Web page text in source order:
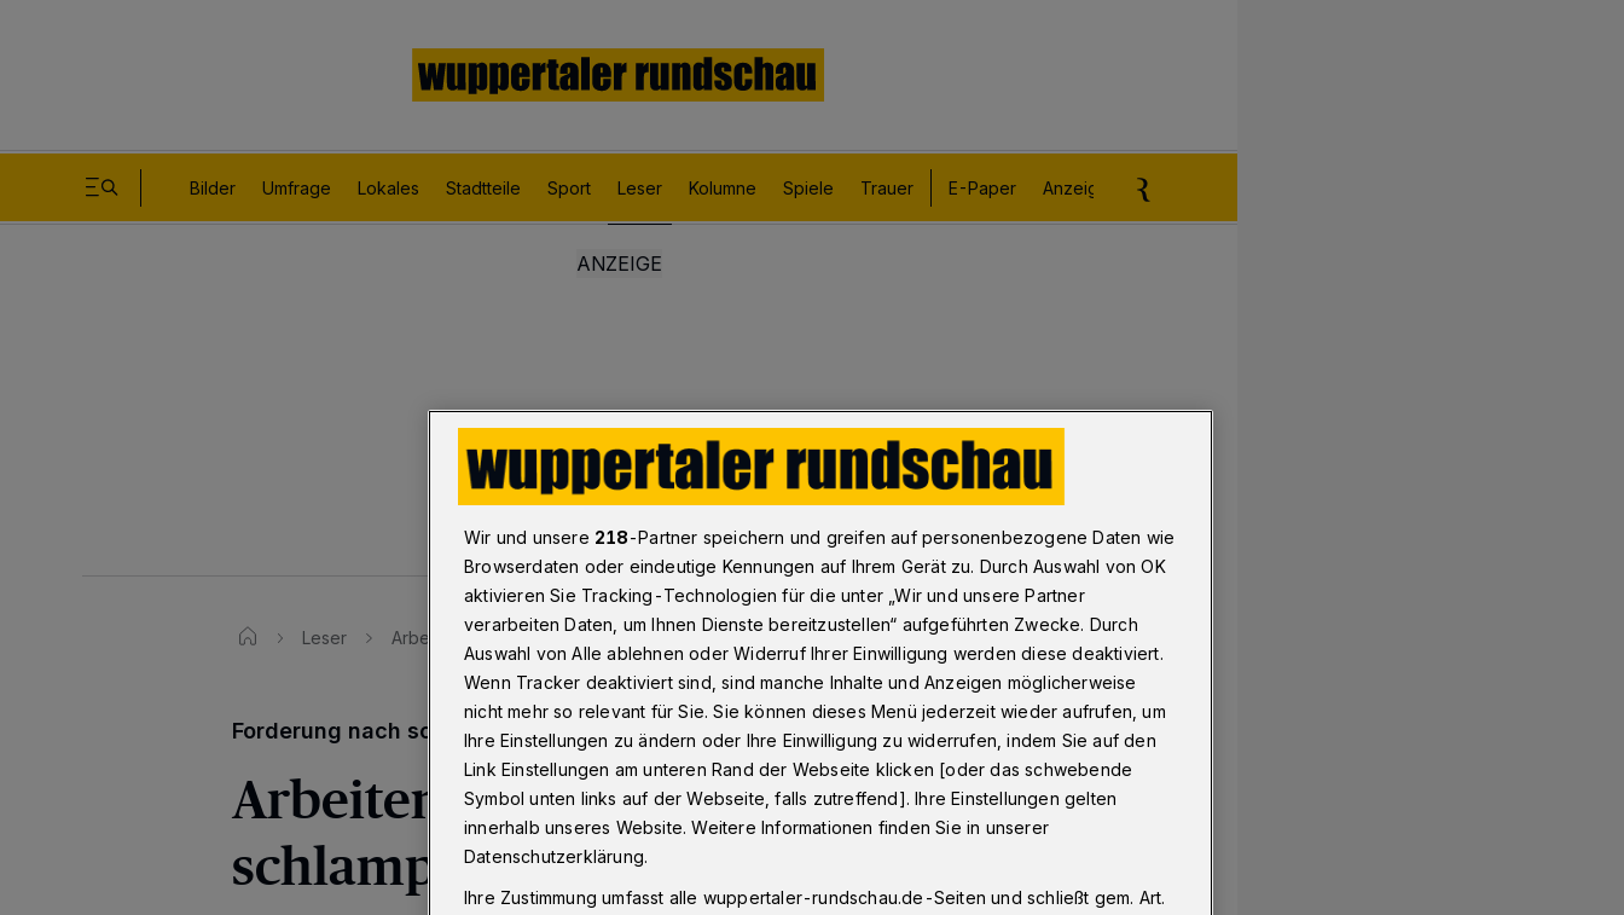
Bilder Umfrage Lokales Stadtteile Sport Leser Kolumne Spiele Trauer E-Paper Anzeigen aufgeben
Leser Arbeiten andere Städte schlampig?
Forderung nach schnellerer (Wieder-)Öffnung des Wuppertaler Zoos
Arbeiten andere Städte
schlampig?
Wir und unsere 218-Partner speichern und greifen auf personenbezogene Daten wie
Browserdaten oder eindeutige Kennungen auf Ihrem Gerät zu. Durch Auswahl von OK
aktivieren Sie Tracking-Technologien für die unter „Wir und unsere Partner
verarbeiten Daten, um Ihnen Dienste bereitzustellen“ aufgeführten Zwecke. Durch
Auswahl von Alle ablehnen oder Widerruf Ihrer Einwilligung werden diese deaktiviert.
Wenn Tracker deaktiviert sind, sind manche Inhalte und Anzeigen möglicherweise
nicht mehr so relevant für Sie. Sie können dieses Menü jederzeit wieder aufrufen, um
Ihre Einstellungen zu ändern oder Ihre Einwilligung zu widerrufen, indem Sie auf den
Link Einstellungen am unteren Rand der Webseite klicken [oder das schwebende
Symbol unten links auf der Webseite, falls zutreffend]. Ihre Einstellungen gelten
innerhalb unseres Website. Weitere Informationen finden Sie in unserer
Datenschutzerklärung.
Ihre Zustimmung umfasst alle wuppertaler-rundschau.de-Seiten und schließt gem. Art.